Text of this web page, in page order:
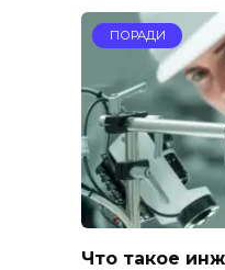
ПОРАДИ
Что такое